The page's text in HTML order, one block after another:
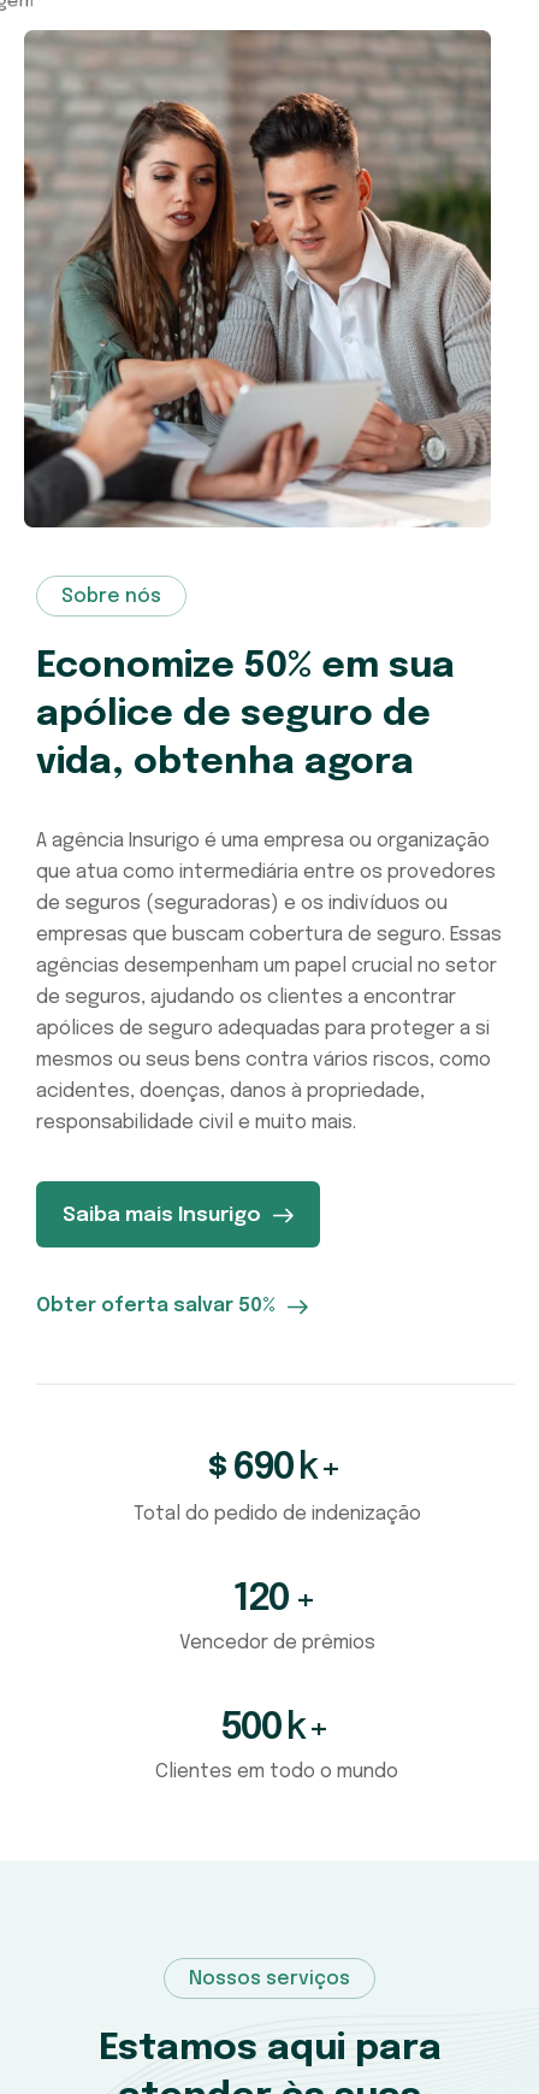
Sobre nós
Economize 50% em sua
apólice de seguro de
vida, obtenha agora
A agência Insurigo é uma empresa ou organização
que atua como intermediária entre os provedores
de seguros (seguradoras) e os indivíduos ou
empresas que buscam cobertura de seguro. Essas
agências desempenham um papel crucial no setor
de seguros, ajudando os clientes a encontrar
apólices de seguro adequadas para proteger a si
mesmos ou seus bens contra vários riscos, como
acidentes, doenças, danos à propriedade,
responsabilidade civil e muito mais.
Saiba mais Insurigo
Obter oferta salvar 50%
$ 690k+
Total do pedido de indenização
120 +
Vencedor de prêmios
500k+
Clientes em todo o mundo
Nossos serviços
Estamos aqui para